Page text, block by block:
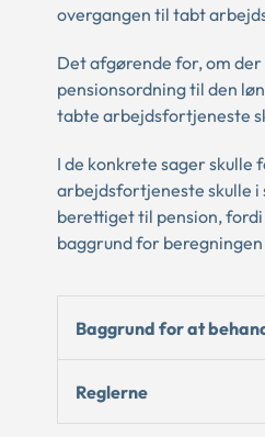
overgangen til tabt
Det afgørende for, om
pensionsordning til den
tabte arbejdsfortjeneste
I de konkrete sager
arbejdsfortjeneste skulle
berettiget til pension,
baggrund for
Baggrund for at
Reglerne